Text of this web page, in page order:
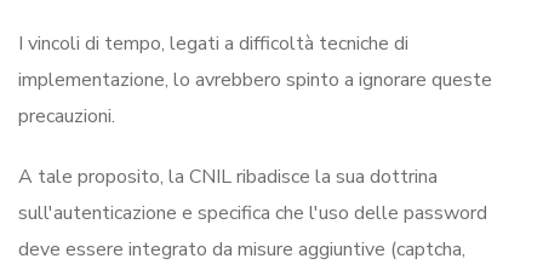
I vincoli di tempo, legati a difficoltà tecniche di
implementazione, lo avrebbero spinto a ignorare queste
precauzioni.
A tale proposito, la CNIL ribadisce la sua dottrina
sull'autenticazione e specifica che l'uso delle password
deve essere integrato da misure aggiuntive (captcha,